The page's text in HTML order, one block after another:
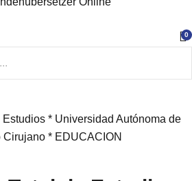
0